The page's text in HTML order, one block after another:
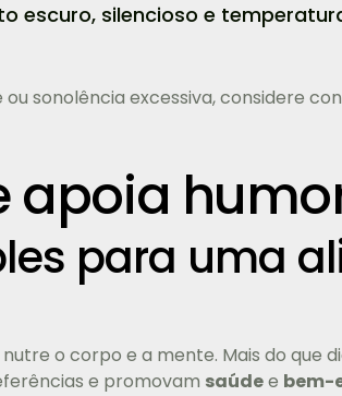
escuro, silencioso e
sonolência excessiva, considere
apoia
para uma
o corpo e a mente. Mais do que
e promovam saúdee bem-